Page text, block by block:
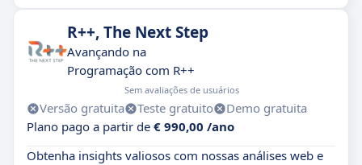
R++, The Next Step
Avançando na
Programação com R++
Sem avaliações de usuários
Versão gratuita Teste gratuito
Demo gratuita
Plano pago a partir de € 990,00 /ano
Obtenha insights valiosos com nossas análises web e